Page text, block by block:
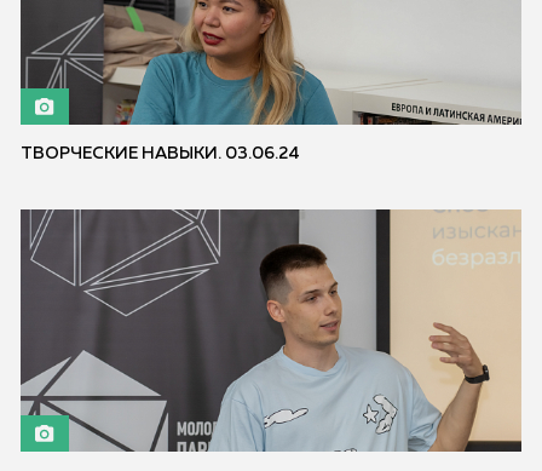
ТВОРЧЕСКИЕ НАВЫКИ. 03.06.24